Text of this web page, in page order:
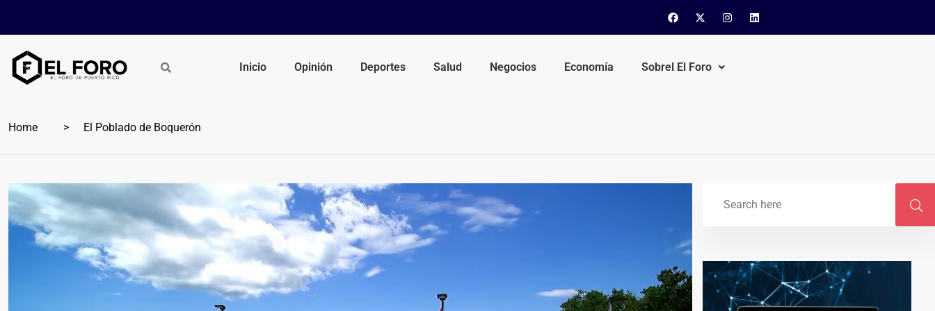
Inicio Opinión Deportes Salud Negocios Economía Sobrel El Foro
Home El Poblado de Boquerón